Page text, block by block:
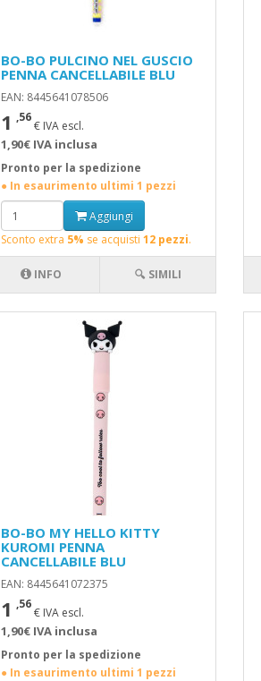
BO-BO PULCINO NEL GUSCIO
PENNA CANCELLABILE BLU
EAN: 8445641078506
1 ,56
€ IVA escl.
1,90€ IVA inclusa
Pronto per la spedizione
● In esaurimento ultimi 1 pezzi
Aggiungi
Sconto extra 5% se acquisti 12 pezzi.
INFO 🔍 SIMILI
BO-BO MY HELLO KITTY
KUROMI PENNA
CANCELLABILE BLU
EAN: 8445641072375
1 ,56
€ IVA escl.
1,90€ IVA inclusa
Pronto per la spedizione
● In esaurimento ultimi 1 pezzi